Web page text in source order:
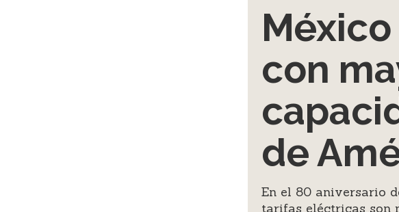
con
de
En el 80 aniversario
tarifas eléctricas son